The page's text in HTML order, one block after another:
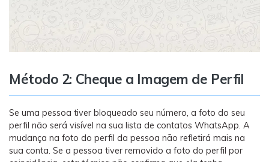
Método 2: Cheque a Imagem de Perfil
Se uma pessoa tiver bloqueado seu número, a foto do seu
perfil não será visível na sua lista de contatos WhatsApp. A
mudança na foto do perfil da pessoa não refletirá mais na
sua conta. Se a pessoa tiver removido a foto do perfil por